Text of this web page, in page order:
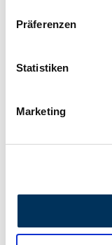
können
bestimmten
Erfahren Sie mehr
analysieren.
Präferenzen
Statistiken
Marketing